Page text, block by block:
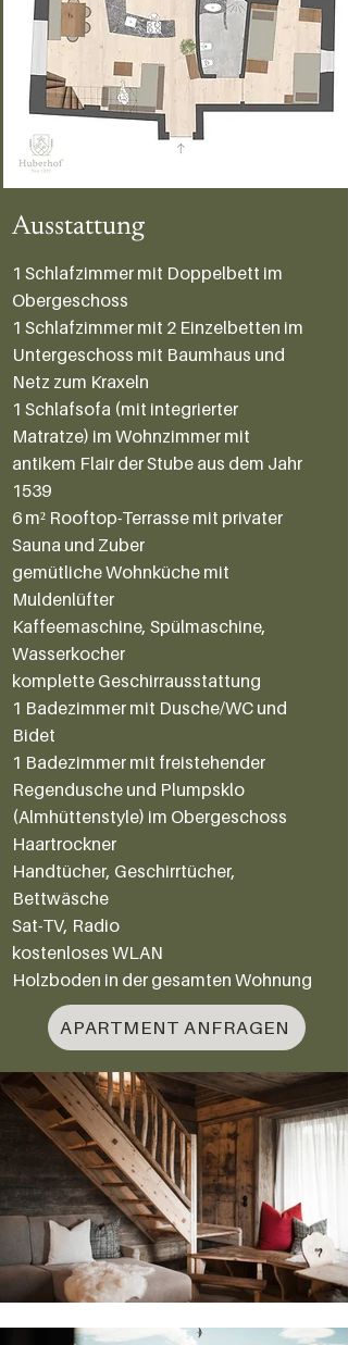
Ausstattung
1 Schlafzimmer mit Doppelbett im
Obergeschoss
1 Schlafzimmer mit 2 Einzelbetten im
Untergeschoss mit Baumhaus und
Netz zum Kraxeln
1 Schlafsofa (mit integrierter
Matratze) im Wohnzimmer mit
antikem Flair der Stube aus dem Jahr
1539
6 m² Rooftop-Terrasse mit privater
Sauna und Zuber
gemütliche Wohnküche mit
Muldenlüfter
Kaffeemaschine, Spülmaschine,
Wasserkocher
komplette Geschirrausstattung
1 Badezimmer mit Dusche/WC und
Bidet
1 Badezimmer mit freistehender
Regendusche und Plumpsklo
(Almhüttenstyle) im Obergeschoss
Haartrockner
Handtücher, Geschirrtücher,
Bettwäsche
Sat-TV, Radio
kostenloses WLAN
Holzboden in der gesamten Wohnung
APARTMENT ANFRAGEN